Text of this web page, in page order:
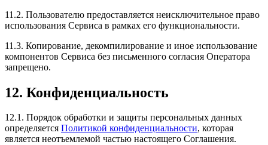
11.2. Пользователю предоставляется неисключительное право
использования Сервиса в рамках его функциональности.
11.3. Копирование, декомпилирование и иное использование
компонентов Сервиса без письменного согласия Оператора
запрещено.
12. Конфиденциальность
12.1. Порядок обработки и защиты персональных данных
определяется Политикой конфиденциальности, которая
является неотъемлемой частью настоящего Соглашения.